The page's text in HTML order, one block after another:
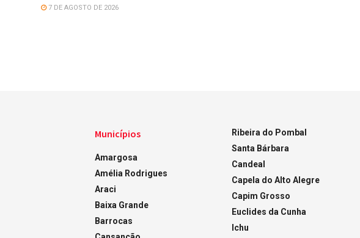
7 DE AGOSTO DE 2026
Municípios
Amargosa
Amélia Rodrigues
Araci
Baixa Grande
Barrocas
Ribeira do Pombal
Santa Bárbara
Candeal
Capela do Alto Alegre
Capim Grosso
Euclides da Cunha
Ichu